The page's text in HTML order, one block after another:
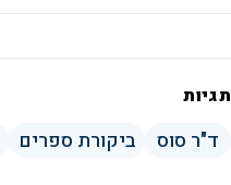
תגיות
ד"ר סוס ביקורת ספרים